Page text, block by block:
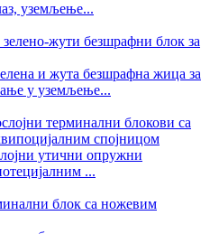
уземљење...
и жута безшрафна жица за
у уземљење...
утични опружни
...